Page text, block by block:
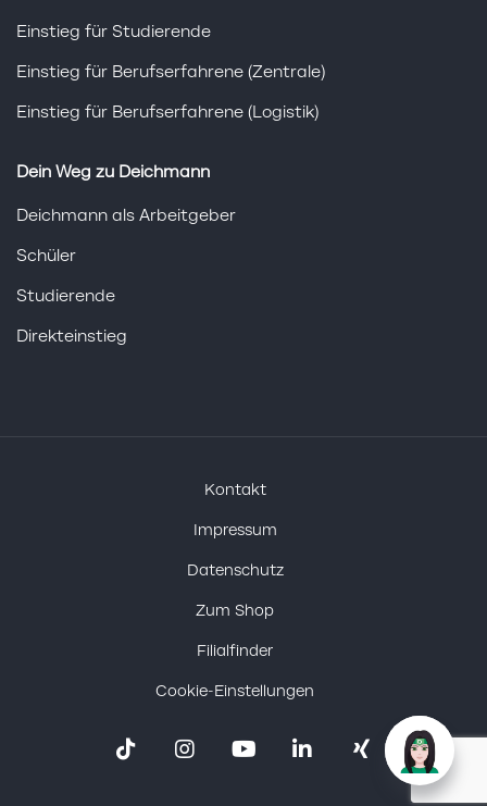
Einstieg für Studierende
Einstieg für Berufserfahrene (Zentrale)
Einstieg für Berufserfahrene (Logistik)
Dein Weg zu Deichmann
Deichmann als Arbeitgeber
Schüler
Studierende
Direkteinstieg
Kontakt
Impressum
Datenschutz
Zum Shop
Filialfinder
Cookie-Einstellungen
TiktokInstagram
YoutubeLinkedinXing